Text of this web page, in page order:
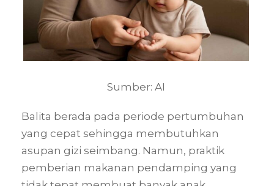
Sumber: AI
Balita berada pada periode pertumbuhan
yang cepat sehingga membutuhkan
asupan gizi seimbang. Namun, praktik
pemberian makanan pendamping yang